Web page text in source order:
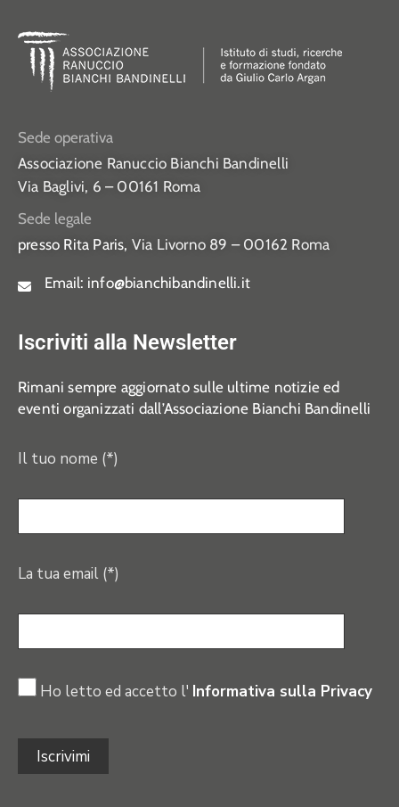
Sede operativa
Associazione Ranuccio Bianchi Bandinelli
Via Baglivi, 6 – 00161 Roma
Sede legale
presso Rita Paris, Via Livorno 89 – 00162 Roma
Email: info@bianchibandinelli.it
Iscriviti alla Newsletter
Rimani sempre aggiornato sulle ultime notizie ed
eventi organizzati dall’Associazione Bianchi Bandinelli
Il tuo nome (*)
La tua email (*)
Ho letto ed accetto l' Informativa sulla Privacy